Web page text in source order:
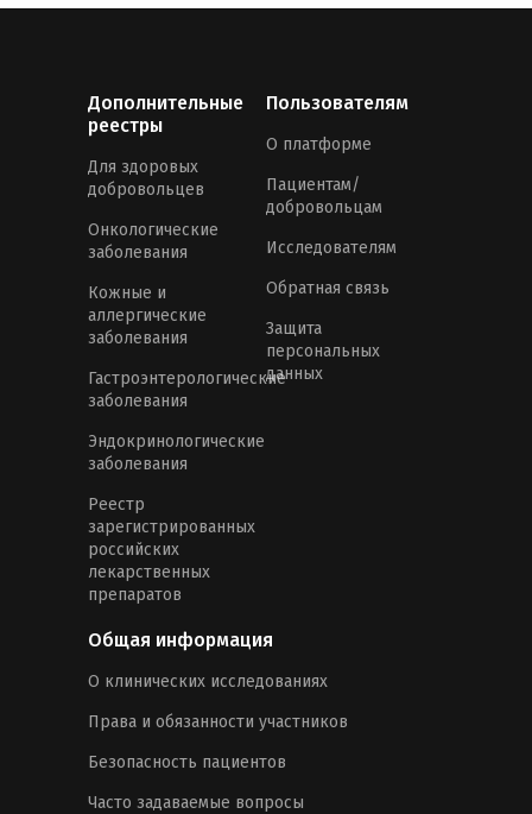
Дополнительные
реестры
Для здоровых
добровольцев
Онкологические
заболевания
Кожные и
аллергические
заболевания
Гастроэнтерологические
заболевания
Эндокринологические
заболевания
Реестр
зарегистрированных
российских
лекарственных
препаратов
Пользователям
О платформе
Пациентам/
добровольцам
Исследователям
Обратная связь
Защита
персональных
данных
Общая информация
О клинических исследованиях
Права и обязанности участников
Безопасность пациентов
Часто задаваемые вопросы